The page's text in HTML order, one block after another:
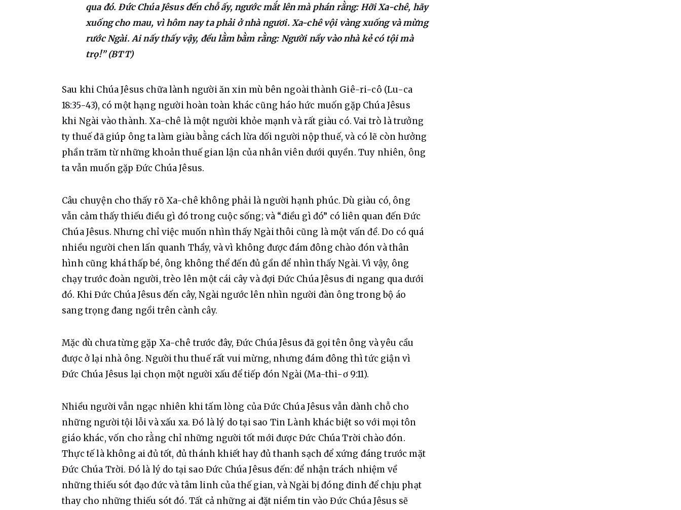
qua đó. Đức Chúa Jêsus đến chỗ ấy, ngước mắt lên mà phán rằng: Hỡi Xa-chê, hãy
xuống cho mau, vì hôm nay ta phải ở nhà ngươi. Xa-chê vội vàng xuống và mừng
rước Ngài. Ai nấy thấy vậy, đều lằm bằm rằng: Người nầy vào nhà kẻ có tội mà
trọ!” (BTT)
Sau khi Chúa Jêsus chữa lành người ăn xin mù bên ngoài thành Giê-ri-cô (Lu-ca
18:35-43), có một hạng người hoàn toàn khác cũng háo hức muốn gặp Chúa Jêsus
khi Ngài vào thành. Xa-chê là một người khỏe mạnh và rất giàu có. Vai trò là trưởng
ty thuế đã giúp ông ta làm giàu bằng cách lừa dối người nộp thuế, và có lẽ còn hưởng
phần trăm từ những khoản thuế gian lận của nhân viên dưới quyền. Tuy nhiên, ông
ta vẫn muốn gặp Đức Chúa Jêsus.
Câu chuyện cho thấy rõ Xa-chê không phải là người hạnh phúc. Dù giàu có, ông
vẫn cảm thấy thiếu điều gì đó trong cuộc sống; và “điều gì đó” có liên quan đến Đức
Chúa Jêsus. Nhưng chỉ việc muốn nhìn thấy Ngài thôi cũng là một vấn đề. Do có quá
nhiều người chen lấn quanh Thầy, và vì không được đám đông chào đón và thân
hình cũng khá thấp bé, ông không thể đến đủ gần để nhìn thấy Ngài. Vì vậy, ông
chạy trước đoàn người, trèo lên một cái cây và đợi Đức Chúa Jêsus đi ngang qua dưới
đó. Khi Đức Chúa Jêsus đến cây, Ngài ngước lên nhìn người đàn ông trong bộ áo
sang trọng đang ngồi trên cành cây.
Mặc dù chưa từng gặp Xa-chê trước đây, Đức Chúa Jêsus đã gọi tên ông và yêu cầu
được ở lại nhà ông. Người thu thuế rất vui mừng, nhưng đám đông thì tức giận vì
Đức Chúa Jêsus lại chọn một người xấu để tiếp đón Ngài (Ma-thi-ơ 9:11).
Nhiều người vẫn ngạc nhiên khi tấm lòng của Đức Chúa Jêsus vẫn dành chỗ cho
những người tội lỗi và xấu xa. Đó là lý do tại sao Tin Lành khác biệt so với mọi tôn
giáo khác, vốn cho rằng chỉ những người tốt mới được Đức Chúa Trời chào đón.
Thực tế là không ai đủ tốt, đủ thánh khiết hay đủ thanh sạch để xứng đáng trước mặt
Đức Chúa Trời. Đó là lý do tại sao Đức Chúa Jêsus đến: để nhận trách nhiệm về
những thiếu sót đạo đức và tâm linh của thế gian, và Ngài bị đóng đinh để chịu phạt
thay cho những thiếu sót đó. Tất cả những ai đặt niềm tin vào Đức Chúa Jêsus sẽ